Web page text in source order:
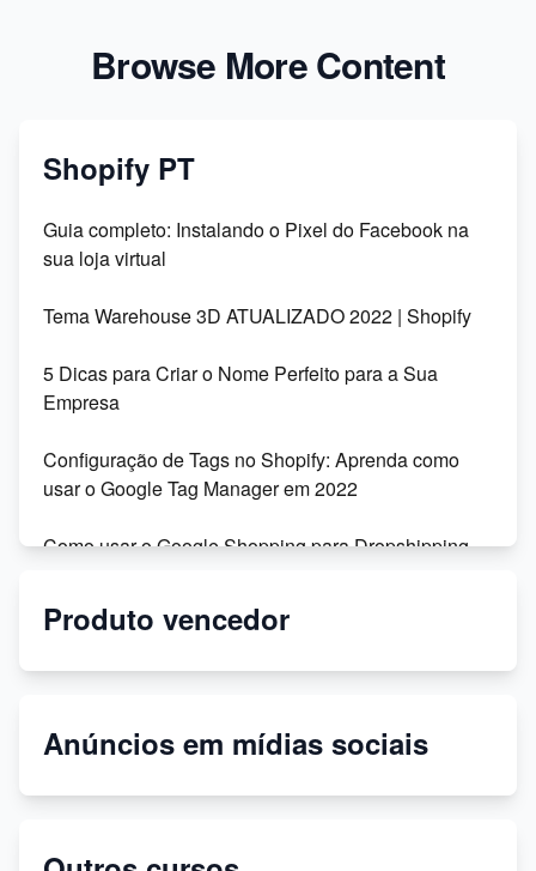
Browse More Content
Shopify PT
Guia completo: Instalando o Pixel do Facebook na
sua loja virtual
Tema Warehouse 3D ATUALIZADO 2022 | Shopify
5 Dicas para Criar o Nome Perfeito para a Sua
Empresa
Configuração de Tags no Shopify: Aprenda como
usar o Google Tag Manager em 2022
Como usar o Google Shopping para Dropshipping
Migração da Shoptime para o DSync: Recursos,
códigos
Temas secretos gratuitos para sua loja virtual!
Como criar uma página de política de privacidade no
Produto vencedor
Anúncios em mídias sociais